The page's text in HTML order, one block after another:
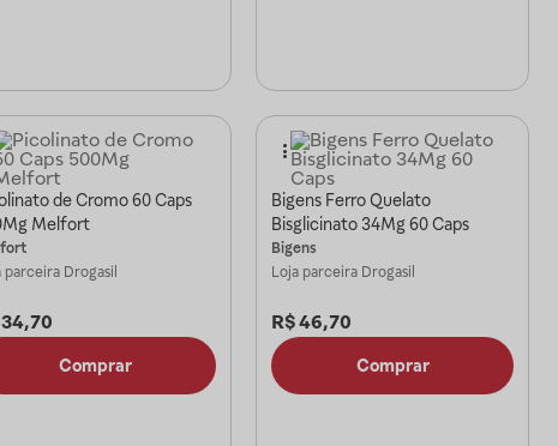
de Cromo 60 Caps
Melfort
parceira Drogasil
34,70
Comprar
Bigens Ferro Quelato
Bisglicinato 34Mg 60 Caps
Bigens
Loja parceira Drogasil
R$46,70
Comprar